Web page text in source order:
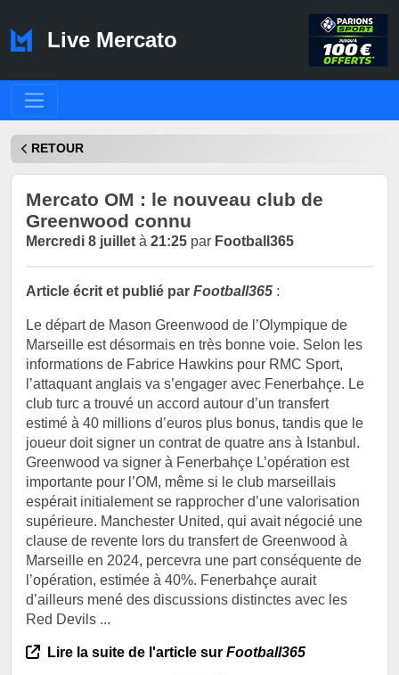
Live Mercato
RETOUR
Mercato OM : le nouveau club de
Greenwood connu
Mercredi 8 juillet à 21:25 par Football365
Article écrit et publié par Football365 :
Le départ de Mason Greenwood de l’Olympique de
Marseille est désormais en très bonne voie. Selon les
informations de Fabrice Hawkins pour RMC Sport,
l’attaquant anglais va s’engager avec Fenerbahçe. Le
club turc a trouvé un accord autour d’un transfert
estimé à 40 millions d’euros plus bonus, tandis que le
joueur doit signer un contrat de quatre ans à Istanbul.
Greenwood va signer à Fenerbahçe L’opération est
importante pour l’OM, même si le club marseillais
espérait initialement se rapprocher d’une valorisation
supérieure. Manchester United, qui avait négocié une
clause de revente lors du transfert de Greenwood à
Marseille en 2024, percevra une part conséquente de
l’opération, estimée à 40%. Fenerbahçe aurait
d’ailleurs mené des discussions distinctes avec les
Red Devils ...
Lire la suite de l'article sur Football365